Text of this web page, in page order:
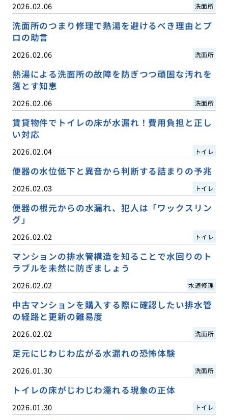
2026.02.06 洗面所
洗面所のつまり修理で熱湯を避けるべき理由とプ
ロの助言
2026.02.06 洗面所
熱湯による洗面所の故障を防ぎつつ頑固な汚れを
落とす知恵
2026.02.06 洗面所
賃貸物件でトイレの床が水漏れ！費用負担と正し
い対応
2026.02.04 トイレ
便器の水位低下と異音から判断する詰まりの予兆
2026.02.03 トイレ
便器の根元からの水漏れ、犯人は「ワックスリン
グ」
2026.02.02 トイレ
マンションの排水管構造を知ることで水回りのト
ラブルを未然に防ぎましょう
2026.02.02 水道修理
中古マンションを購入する際に確認したい排水管
の経路と更新の難易度
2026.02.02 洗面所
足元にじわじわ広がる水漏れの恐怖体験
2026.01.30 洗面所
トイレの床がじわじわ濡れる現象の正体
2026.01.30 トイレ